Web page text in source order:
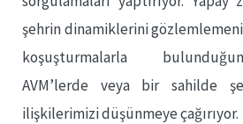
şehrin dinamiklerini
koşuşturmalarla
AVM’lerde veya bir sahilde
ilişkilerimizi düşünmeye çağırıyor.